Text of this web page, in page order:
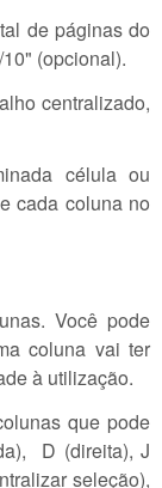
de páginas do
(opcional).
centralizado,
célula ou
cada coluna no
Você pode
coluna vai ter
à utilização.
que pode
D (direita), J
seleção),